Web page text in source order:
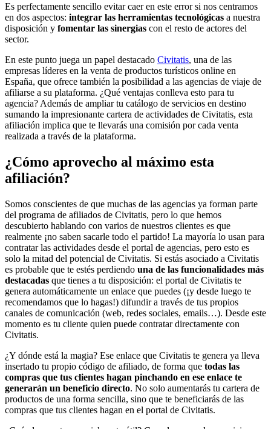
Es perfectamente sencillo evitar caer en este error si nos centramos
en dos aspectos: integrar las herramientas tecnológicas a nuestra
disposición y fomentar las sinergias con el resto de actores del
sector.
En este punto juega un papel destacado Civitatis, una de las
empresas líderes en la venta de productos turísticos online en
España, que ofrece también la posibilidad a las agencias de viaje de
afiliarse a su plataforma. ¿Qué ventajas conlleva esto para tu
agencia? Además de ampliar tu catálogo de servicios en destino
sumando la impresionante cartera de actividades de Civitatis, esta
afiliación implica que te llevarás una comisión por cada venta
realizada a través de la plataforma.
¿Cómo aprovecho al máximo esta
afiliación?
Somos conscientes de que muchas de las agencias ya forman parte
del programa de afiliados de Civitatis, pero lo que hemos
descubierto hablando con varios de nuestros clientes es que
realmente ¡no saben sacarle todo el partido! La mayoría lo usan para
contratar las actividades desde el portal de agencias, pero esto es
solo la mitad del potencial de Civitatis. Si estás asociado a Civitatis
es probable que te estés perdiendo una de las funcionalidades más
destacadas que tienes a tu disposición: el portal de Civitatis te
genera automáticamente un enlace que puedes (¡y desde luego te
recomendamos que lo hagas!) difundir a través de tus propios
canales de comunicación (web, redes sociales, emails…). Desde este
momento es tu cliente quien puede contratar directamente con
Civitatis.
¿Y dónde está la magia? Ese enlace que Civitatis te genera ya lleva
insertado tu propio código de afiliado, de forma que todas las
compras que tus clientes hagan pinchando en ese enlace te
generarán un beneficio directo. No solo aumentarás tu cartera de
productos de una forma sencilla, sino que te beneficiarás de las
compras que tus clientes hagan en el portal de Civitatis.